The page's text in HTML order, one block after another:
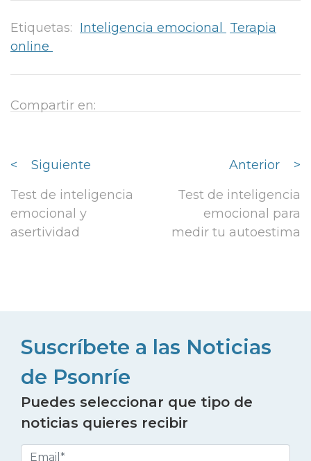
Etiquetas: Inteligencia emocional
Terapia
online
Compartir en:
<
Siguiente
Test de inteligencia
emocional y
asertividad
Anterior
>
Test de inteligencia
emocional para
medir tu autoestima
Suscríbete a las Noticias
de Psonríe
Puedes seleccionar que tipo de
noticias quieres recibir